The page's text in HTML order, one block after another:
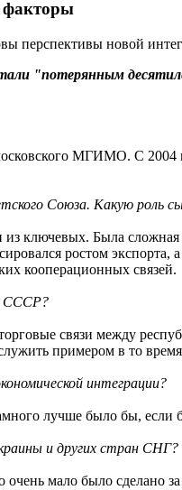
факторы
перспективы новой
"потерянным
МГИМО. С 2004
Союза. Какую роль
Была сложная
ростом
кооперационных связей.
СССР?
связи между
примером в то
интеграции?
лучше было бы, если
и других стран СНГ?
мало было сделано